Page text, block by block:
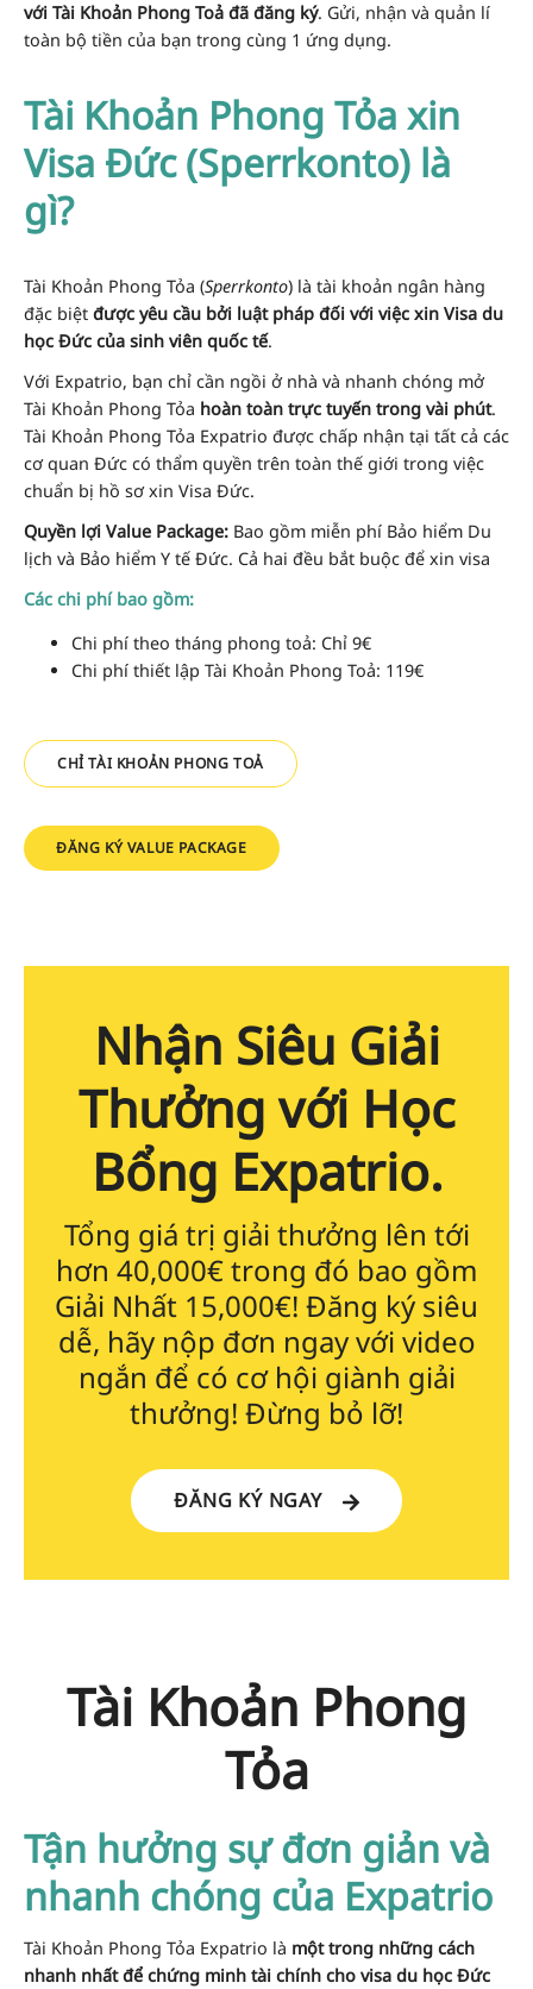
với Tài Khoản Phong Toả đã đăng ký. Gửi, nhận và quản lí
toàn bộ tiền của bạn trong cùng 1 ứng dụng.
Tài Khoản Phong Tỏa xin
Visa Đức (Sperrkonto) là
gì?
Tài Khoản Phong Tỏa (Sperrkonto) là tài khoản ngân hàng
đặc biệt được yêu cầu bởi luật pháp đối với việc xin Visa du
học Đức của sinh viên quốc tế.
Với Expatrio, bạn chỉ cần ngồi ở nhà và nhanh chóng mở
Tài Khoản Phong Tỏa hoàn toàn trực tuyến trong vài phút.
Tài Khoản Phong Tỏa Expatrio được chấp nhận tại tất cả các
cơ quan Đức có thẩm quyền trên toàn thế giới trong việc
chuẩn bị hồ sơ xin Visa Đức.
Quyền lợi Value Package: Bao gồm miễn phí Bảo hiểm Du
lịch và Bảo hiểm Y tế Đức. Cả hai đều bắt buộc để xin visa
Các chi phí bao gồm:
Chi phí theo tháng phong toả: Chỉ 9€
Chi phí thiết lập Tài Khoản Phong Toả: 119€
CHỈ TÀI KHOẢN PHONG TOẢ
ĐĂNG KÝ VALUE PACKAGE
Nhận Siêu Giải
Thưởng với Học
Bổng Expatrio.
Tổng giá trị giải thưởng lên tới
hơn 40,000€ trong đó bao gồm
Giải Nhất 15,000€! Đăng ký siêu
dễ, hãy nộp đơn ngay với video
ngắn để có cơ hội giành giải
thưởng! Đừng bỏ lỡ!
ĐĂNG KÝ NGAY
Tài Khoản Phong
Tỏa
Tận hưởng sự đơn giản và
nhanh chóng của Expatrio
Tài Khoản Phong Tỏa Expatrio là một trong những cách
nhanh nhất để chứng minh tài chính cho visa du học Đức